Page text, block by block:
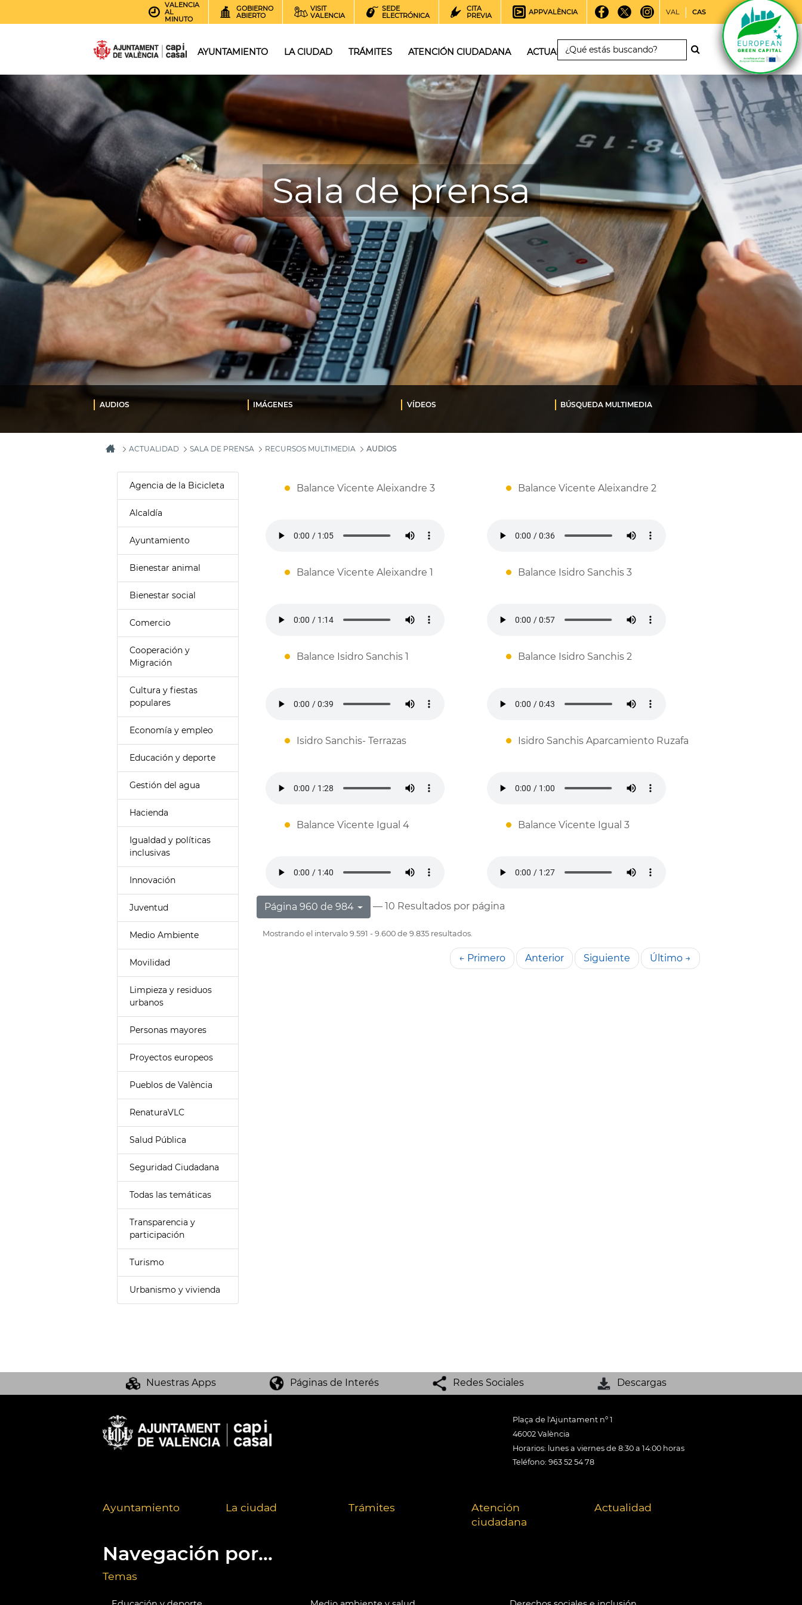
VALENCIA
AL
MINUTO
GOBIERNO
ABIERTO
VISIT
VALENCIA
SEDE
ELECTRÓNICA
CITA
PREVIA
APPVALÈNCIA VAL CAS
AYUNTAMIENTO LA CIUDAD TRÁMITES ATENCIÓN CIUDADANA ACTUALIDAD
Sala de prensa
AUDIOS IMÁGENES VÍDEOS BÚSQUEDA MULTIMEDIA
ACTUALIDAD SALA DE PRENSA RECURSOS MULTIMEDIA AUDIOS
Agencia de la Bicicleta
Alcaldía
Ayuntamiento
Bienestar animal
Bienestar social
Comercio
Cooperación y
Migración
Cultura y fiestas
populares
Economía y empleo
Educación y deporte
Gestión del agua
Hacienda
Igualdad y políticas
inclusivas
Innovación
Juventud
Medio Ambiente
Movilidad
Limpieza y residuos
urbanos
Personas mayores
Proyectos europeos
Pueblos de València
RenaturaVLC
Salud Pública
Seguridad Ciudadana
Todas las temáticas
Transparencia y
participación
Turismo
Urbanismo y vivienda
Balance Vicente Aleixandre 3 Balance Vicente Aleixandre 2
Balance Vicente Aleixandre 1 Balance Isidro Sanchis 3
Balance Isidro Sanchis 1 Balance Isidro Sanchis 2
Isidro Sanchis- Terrazas Isidro Sanchis Aparcamiento Ruzafa
Balance Vicente Igual 4 Balance Vicente Igual 3
Página 960 de 984 — 10 Resultados por página
Mostrando el intervalo 9.591 - 9.600 de 9.835 resultados.
← Primero Anterior Siguiente Último →
Nuestras Apps Páginas de Interés Redes Sociales Descargas
Plaça de l'Ajuntament nº 1
46002 València
Horarios: lunes a viernes de 8:30 a 14:00 horas
Teléfono: 963 52 54 78
Ayuntamiento La ciudad Trámites
Atención
ciudadana
Actualidad
Navegación por...
Temas